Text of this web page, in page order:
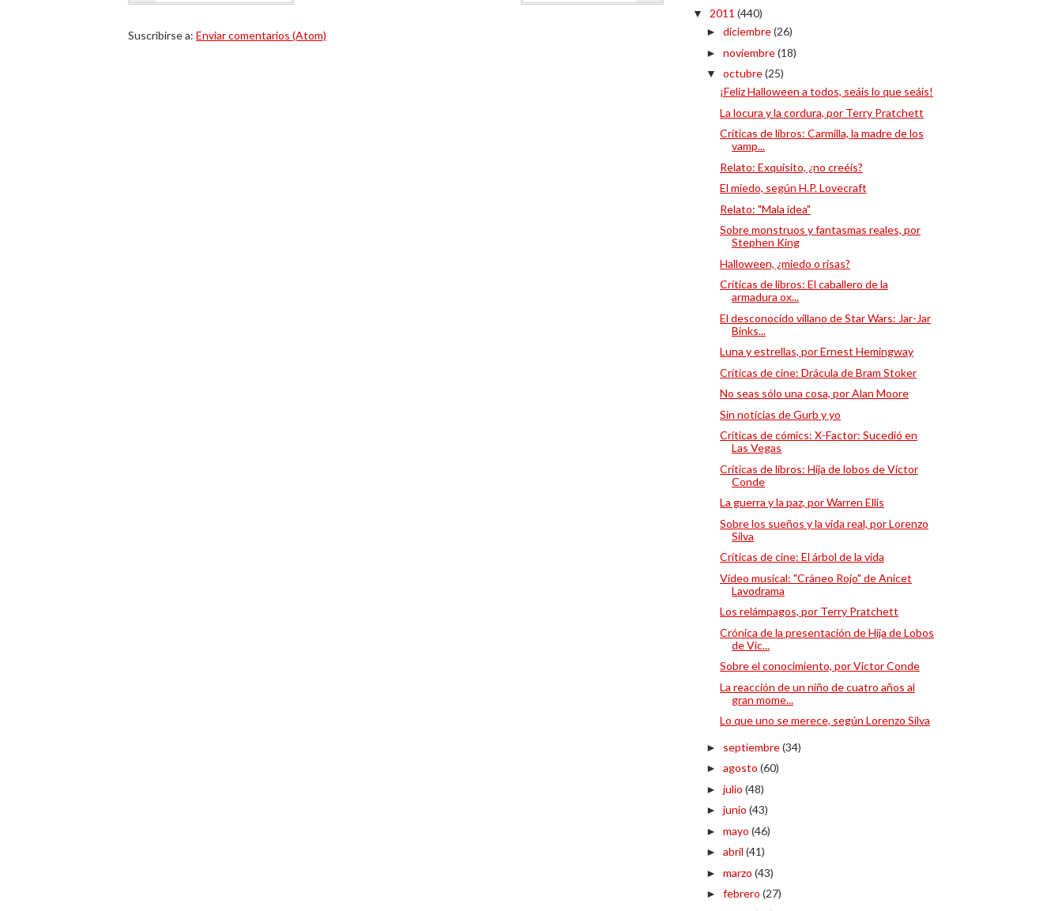
Suscribirse a: Enviar comentarios (Atom)
▼ 2011 (440)
► diciembre(26)
► noviembre(18)
▼ octubre(25)
¡Feliz Halloween a todos, seáis lo que seáis!
La locura y la cordura, por Terry Pratchett
Críticas de libros: Carmilla, la madre de los
vamp...
Relato: Exquisito, ¿no creéis?
El miedo, según H.P. Lovecraft
Relato: "Mala idea"
Sobre monstruos y fantasmas reales, por
Stephen King
Halloween, ¿miedo o risas?
Críticas de libros: El caballero de la
armadura ox...
El desconocido villano de Star Wars: Jar-Jar
Binks...
Luna y estrellas, por Ernest Hemingway
Críticas de cine: Drácula de Bram Stoker
No seas sólo una cosa, por Alan Moore
Sin noticias de Gurb y yo
Críticas de cómics: X-Factor: Sucedió en
Las Vegas
Críticas de libros: Hija de lobos de Víctor
Conde
La guerra y la paz, por Warren Ellis
Sobre los sueños y la vida real, por Lorenzo
Silva
Críticas de cine: El árbol de la vida
Vídeo musical: "Cráneo Rojo" de Anicet
Lavodrama
Los relámpagos, por Terry Pratchett
Crónica de la presentación de Hija de Lobos
de Víc...
Sobre el conocimiento, por Víctor Conde
La reacción de un niño de cuatro años al
gran mome...
Lo que uno se merece, según Lorenzo Silva
► septiembre(34)
► agosto (60)
► julio (48)
► junio (43)
► mayo (46)
► abril (41)
► marzo (43)
► febrero (27)